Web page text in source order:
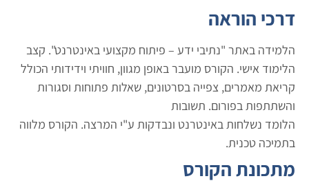
הוראה
באתר "נתיבי ידע – פיתוח מקצועי באינטרנט". קצב
אישי. הקורס מועבר באופן מגוון, חוויתי וידידותי הכולל
מאמרים, צפייה בסרטונים, שאלות פתוחות וסגורות
בפורום. תשובות
נשלחות באינטרנט ונבדקות ע"י המרצה. הקורס מלווה
טכנית.
הקורס